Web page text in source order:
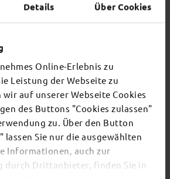
Details Über Cookies
Online-Erlebnis zu
Leistung der Webseite zu
auf unserer Webseite Cookies
des Buttons "Cookies zulassen"
zu. Über den Button
lassen Sie nur die ausgewählten
Informationen, auch zur
durch Drittanbieter, finden Sie in
to Fulda
something going on in Fulda:
a musical, a fun-filled
theatre performance – this is the
the current events and